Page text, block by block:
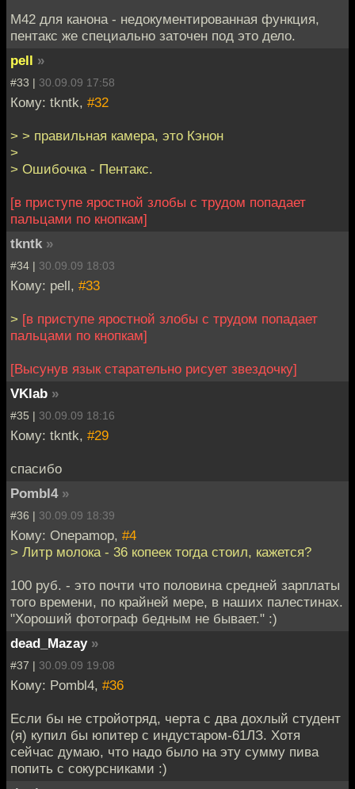
М42 для канона - недокументированная функция,
пентакс же специально заточен под это дело.
pell »
#33 | 30.09.09 17:58
Кому: tkntk, #32
> > правильная камера, это Кэнон
>
> Ошибочка - Пентакс.
[в приступе яростной злобы с трудом попадает
пальцами по кнопкам]
tkntk »
#34 | 30.09.09 18:03
Кому: pell, #33
> [в приступе яростной злобы с трудом попадает
пальцами по кнопкам]
[Высунув язык старательно рисует звездочку]
VKlab »
#35 | 30.09.09 18:16
Кому: tkntk, #29
спасибо
Pombl4 »
#36 | 30.09.09 18:39
Кому: Onepamop, #4
> Литр молока - 36 копеек тогда стоил, кажется?
100 руб. - это почти что половина средней зарплаты
того времени, по крайней мере, в наших палестинах.
"Хороший фотограф бедным не бывает." :)
dead_Mazay »
#37 | 30.09.09 19:08
Кому: Pombl4, #36
Если бы не стройотряд, черта с два дохлый студент
(я) купил бы юпитер с индустаром-61ЛЗ. Хотя
сейчас думаю, что надо было на эту сумму пива
попить с сокурсниками :)